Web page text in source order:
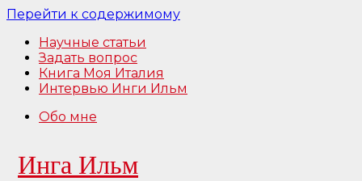
Перейти к содержимому
Научные статьи
Задать вопрос
Книга Моя Италия
Интервью Инги Ильм
Обо мне
Инга Ильм